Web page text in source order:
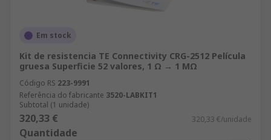
Em stock
Kit de resistencia TE Connectivity CRG-2512 Película
gruesa Superficie 52 valores, 1 Ω → 1 MΩ
Código RS 223-9991
Referência do fabricante 3520-LABKIT1
Subtotal (1 unidade)
320,33 € 320,33 €/unidade
Quantidade